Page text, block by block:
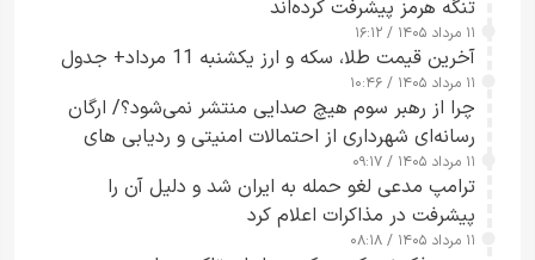
تنگه هرمز پیشرفت کرده‌اند
۱۱ مرداد ۱۴۰۵ / ۱۶:۱۲
آخرین قیمت طلا، سکه و ارز یکشنبه 11 مرداد+ جدول
۱۱ مرداد ۱۴۰۵ / ۱۰:۴۶
چرا از رهبر سوم هیچ صدایی منتشر نمی‌شود؟/ ارگان
رسانه‌ای شهرداری از احتمالات امنیتی و ردیابی های
جاسوسی گفت
۱۱ مرداد ۱۴۰۵ / ۰۹:۱۷
ترامپ مدعی لغو حمله به ایران شد و دلیل آن را
پیشرفت در مذاکرات اعلام کرد
۱۱ مرداد ۱۴۰۵ / ۰۸:۱۸